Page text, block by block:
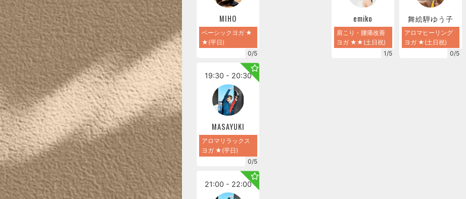
MIHO
ベーシックヨガ ★
★(平日)
0/5
emiko
肩こり・腰痛改善
ヨガ ★★(土日祝)
1/5
舞絵騨ゆう子
アロマヒーリング
ヨガ ★(土日祝)
0/5
19:30 - 20:30
MASAYUKI
アロマリラックス
ヨガ ★(平日)
0/5
21:00 - 22:00